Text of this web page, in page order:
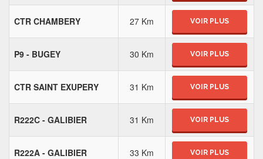
CTR CHAMBERY 27 Km VOIR PLUS
P9 - BUGEY 30 Km VOIR PLUS
CTR SAINT EXUPERY 31 Km VOIR PLUS
R222C - GALIBIER 31 Km VOIR PLUS
R222A - GALIBIER 33 Km VOIR PLUS